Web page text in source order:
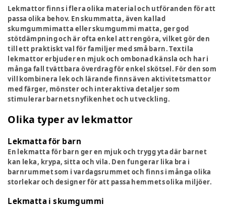
Lekmattor finns i flera olika material och utföranden för att
passa olika behov. En skummatta, även kallad
skumgummimatta eller skumgummi matta, ger god
stötdämpning och är ofta enkel att rengöra, vilket gör den
till ett praktiskt val för familjer med små barn. Textila
lekmattor erbjuder en mjuk och ombonad känsla och har i
många fall tvättbara överdrag för enkel skötsel. För den som
vill kombinera lek och lärande finns även aktivitetsmattor
med färger, mönster och interaktiva detaljer som
stimulerar barnets nyfikenhet och utveckling.
Olika typer av lekmattor
Lekmatta för barn
En lekmatta för barn ger en mjuk och trygg yta där barnet
kan leka, krypa, sitta och vila. Den fungerar lika bra i
barnrummet som i vardagsrummet och finns i många olika
storlekar och designer för att passa hemmets olika miljöer.
Lekmatta i skumgummi